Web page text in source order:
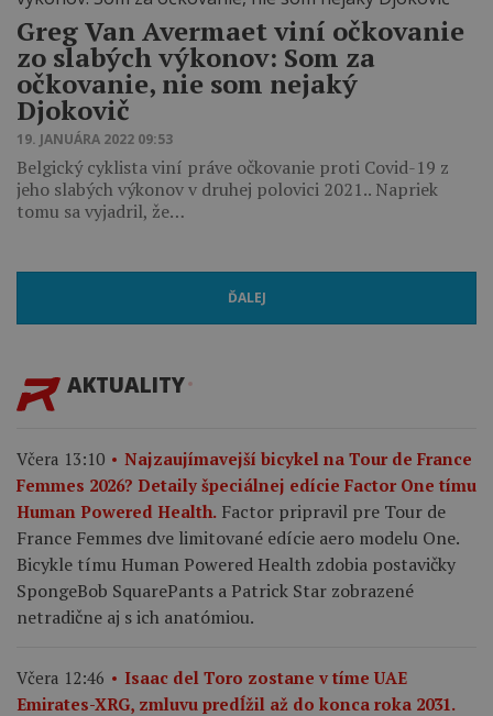
Greg Van Avermaet viní očkovanie
zo slabých výkonov: Som za
očkovanie, nie som nejaký
Djokovič
19. JANUÁRA 2022 09:53
Belgický cyklista viní práve očkovanie proti Covid-19 z
jeho slabých výkonov v druhej polovici 2021.. Napriek
tomu sa vyjadril, že…
ĎALEJ
AKTUALITY
Včera 13:10
Najzaujímavejší bicykel na Tour de France
Femmes 2026? Detaily špeciálnej edície Factor One tímu
Human Powered Health. Factor pripravil pre Tour de
France Femmes dve limitované edície aero modelu One.
Bicykle tímu Human Powered Health zdobia postavičky
SpongeBob SquarePants a Patrick Star zobrazené
netradične aj s ich anatómiou.
Včera 12:46
Isaac del Toro zostane v tíme UAE
Emirates-XRG, zmluvu predĺžil až do konca roka 2031.